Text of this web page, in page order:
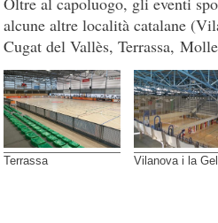
alcune altre località catalane
Cugat del Vallès, Terrassa,
Terrassa Vilanova i la